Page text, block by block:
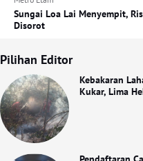
Sungai Loa Lai Menyempit,
Disorot
Pilihan Editor
Kebakaran
Kukar, Lima